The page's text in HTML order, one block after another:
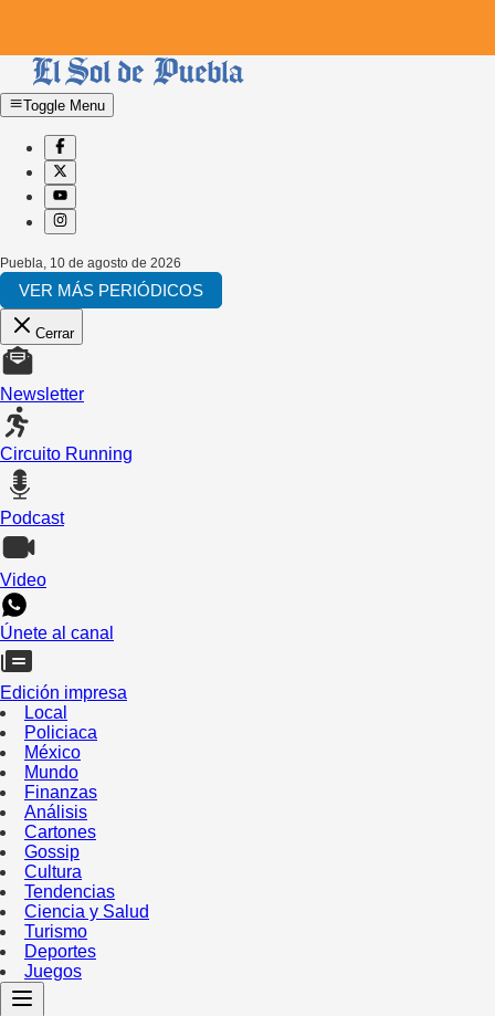
Toggle Menu
Puebla 10 de agosto de 2026
VER MÁS PERIÓDICOS
Cerrar
Newsletter
Circuito Running
Podcast
Video
Únete al canal
Edición impresa
Local
Policiaca
México
Mundo
Finanzas
Análisis
Cartones
Gossip
Cultura
Tendencias
Ciencia y Salud
Turismo
Deportes
Juegos